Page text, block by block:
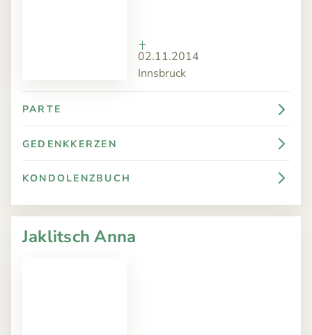
02.11.2014
Innsbruck
PARTE
GEDENKKERZEN
KONDOLENZBUCH
Jaklitsch Anna